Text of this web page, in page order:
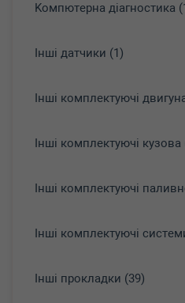
Koмпютepнa діaгнocтикa
Інші датчики (1)
Інші комплектуючі
Інші комплектуючі кузова
Інші комплектуючі
Інші комплектуючі
Інші прокладки (39)